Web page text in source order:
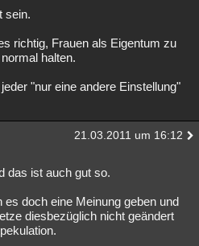
sein.
richtig, Frauen als Eigentum zu
halten.
"nur eine andere Einstellung"
21.03.2011 um 16:12
das ist auch gut so.
doch eine Meinung geben und
diesbezüglich nicht geändert